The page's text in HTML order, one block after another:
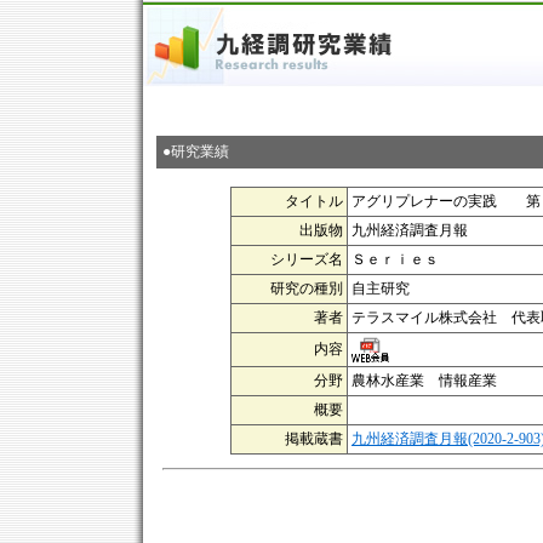
●研究業績
タイトル アグリプレナーの実践 第
出版物
九州経済調査月報
シリーズ名
Ｓｅｒｉｅｓ
研究の種別
自主研究
著者 テラスマイル株式会社 代
内容
分野 農林水産業 情報産業
概要
掲載蔵書 九州経済調査月報(2020-2-